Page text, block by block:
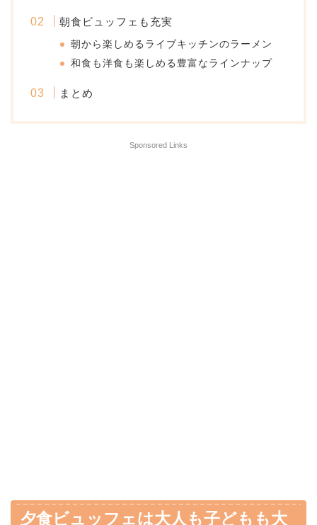
朝食ビュッフェも充実
朝から楽しめるライブキッチンのラーメン
和食も洋食も楽しめる豊富なラインナップ
まとめ
Sponsored Links
夕食ビュッフェは大人も子どもも大